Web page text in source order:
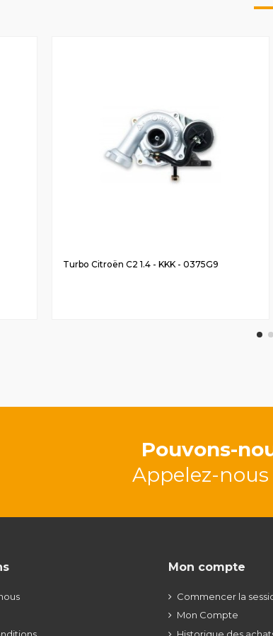
Turbo Citroën C2 1.4 - KKK - 0375G9
Pouvons-
Appelez-nous
Mon compte
Commencer la
Mon Compte